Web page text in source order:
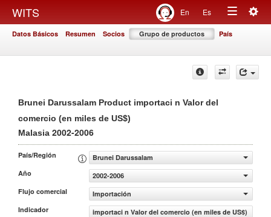
WITS En Es
Toggle
Datos Básicos Resumen Socios Grupo de productos País
Brunei Darussalam Product importaci n Valor del
comercio (en miles de US$)
Malasia 2002-2006
País/Región
Brunei Darussalam
Año
2002-2006
Flujo comercial
Importación
Indicador
importaci n Valor del comercio (en miles de US$)